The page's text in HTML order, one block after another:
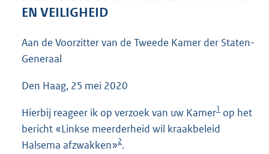
EN VEILIGHEID
Aan de Voorzitter van de Tweede Kamer der Staten-
Generaal
Den Haag, 25 mei 2020
Hierbij reageer ik op verzoek van uw Kamer1 op het
bericht «Linkse meerderheid wil kraakbeleid
Halsema afzwakken»2.